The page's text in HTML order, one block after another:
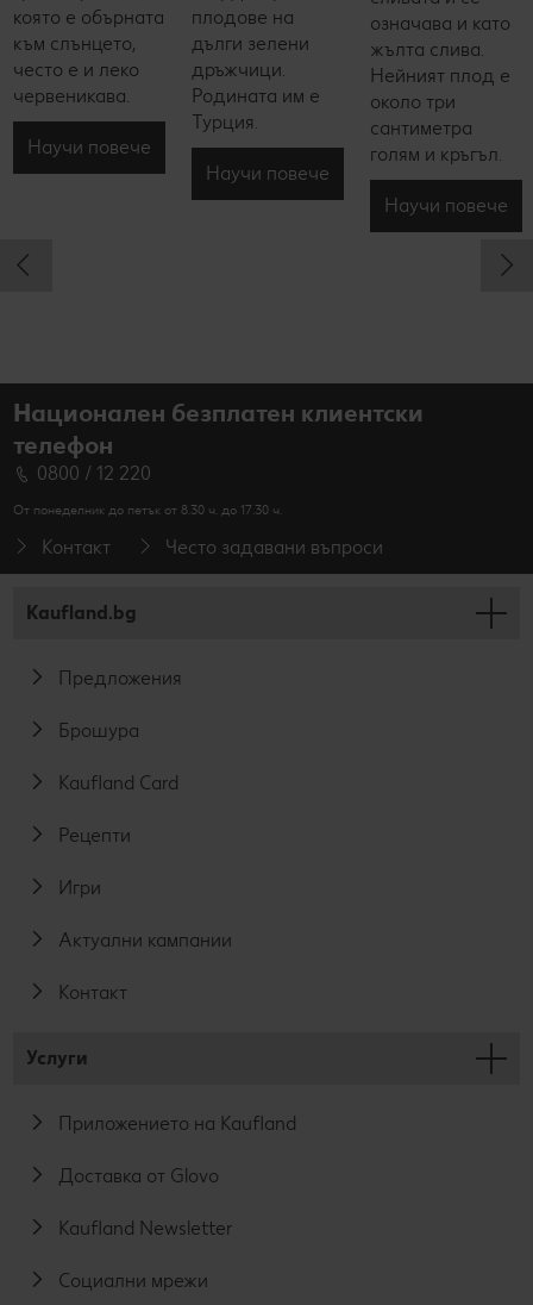
която е обърната
към слънцето,
често е и леко
червеникава.
Научи повече
плодове на
дълги зелени
дръжчици.
Родината им е
Турция.
Научи повече
означава и като
жълта слива.
Нейният плод е
около три
сантиметра
голям и кръгъл.
Научи повече
Национален безплатен клиентски
телефон
0800 / 12 220
От понеделник до петък от 8.30 ч. до 17.30 ч.
Контакт Често задавани въпроси
Kaufland.bg
Предложения
Брошура
Kaufland Card
Рецепти
Игри
Актуални кампании
Контакт
Услуги
Приложението на Kaufland
Доставка от Glovo
Kaufland Newsletter
Социални мрежи